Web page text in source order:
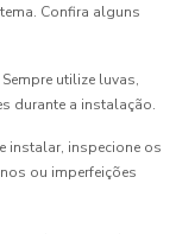
Confira alguns
Sempre utilize luvas,
durante a instalação.
instalar, inspecione os
ou imperfeições